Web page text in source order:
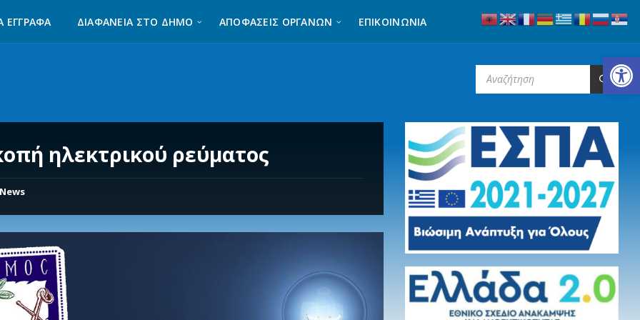
Ανοίξτε τη γραμμή εργαλείων
ΈΓΓΡΑΦΑ ΔΙΑΦΆΝΕΙΑ ΣΤΟ ΔΉΜΟ ΑΠΟΦΑΣΕΙΣ ΟΡΓΑΝΩΝ ΕΠΙΚΟΙΝΩΝΊΑ
ηλεκτρικού ρεύματος
News